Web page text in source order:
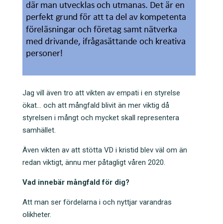
Jag vill även tro att vikten av empati i en styrelse
ökat… och att mångfald blivit än mer viktig då
styrelsen i mångt och mycket skall representera
samhället.
Även vikten av att stötta VD i kristid blev väl om än
redan viktigt, ännu mer påtagligt våren 2020.
Vad innebär mångfald för dig?
Att man ser fördelarna i och nyttjar varandras
olikheter.